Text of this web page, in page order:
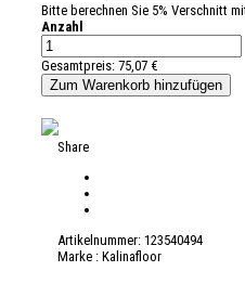
Bitte berechnen Sie 5% Verschnitt
Anzahl
Gesamtpreis: 75,07 €
Share
Artikelnummer: 123540494
Marke : Kalinafloor